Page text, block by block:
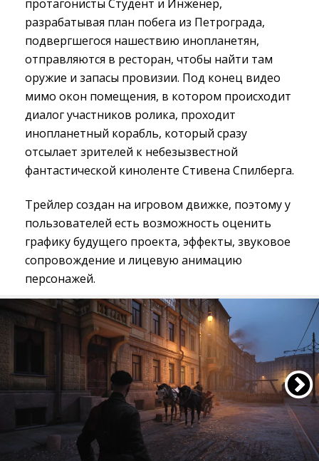
протагонисты Студент и Инженер,
разрабатывая план побега из Петрограда,
подвергшегося нашествию инопланетян,
отправляются в ресторан, чтобы найти там
оружие и запасы провизии. Под конец видео
мимо окон помещения, в котором происходит
диалог участников ролика, проходит
инопланетный корабль, который сразу
отсылает зрителей к небезызвестной
фантастической киноленте Стивена Спилберга.
Трейлер создан на игровом движке, поэтому у
пользователей есть возможность оценить
графику будущего проекта, эффекты, звуковое
сопровождение и лицевую анимацию
персонажей.